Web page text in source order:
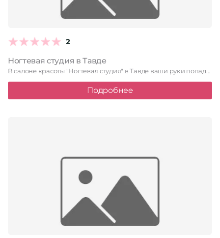
2
Ногтевая студия в Тавде
В салоне красоты "Ногтевая студия" в Тавде ваши руки попадут …
Подробнее